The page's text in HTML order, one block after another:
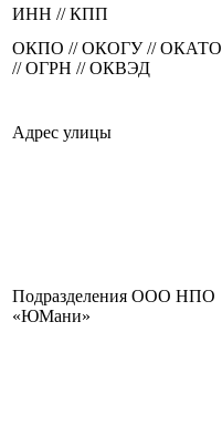
ИНН // КПП
ОКПО // ОКОГУ // ОКАТО
// ОГРН // ОКВЭД
Адрес улицы
Подразделения ООО НПО
«ЮМани»